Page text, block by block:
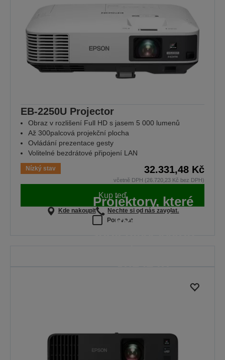
EB-2250U Projector
Obraz v rozlišení Full HD s jasem 5 000 lumenů
Až 300palcová projekční plocha
Ovládání prezentace gesty
Volitelné bezdrátové připojení LAN
Nízký stav 32.331,48 Kč
včetně DPH (26.720,23 Kč bez DPH)
Kup teď
Kde nakoupit
Nechte si od nás zavolat.
Porovnat
Projektory, které
poskytují